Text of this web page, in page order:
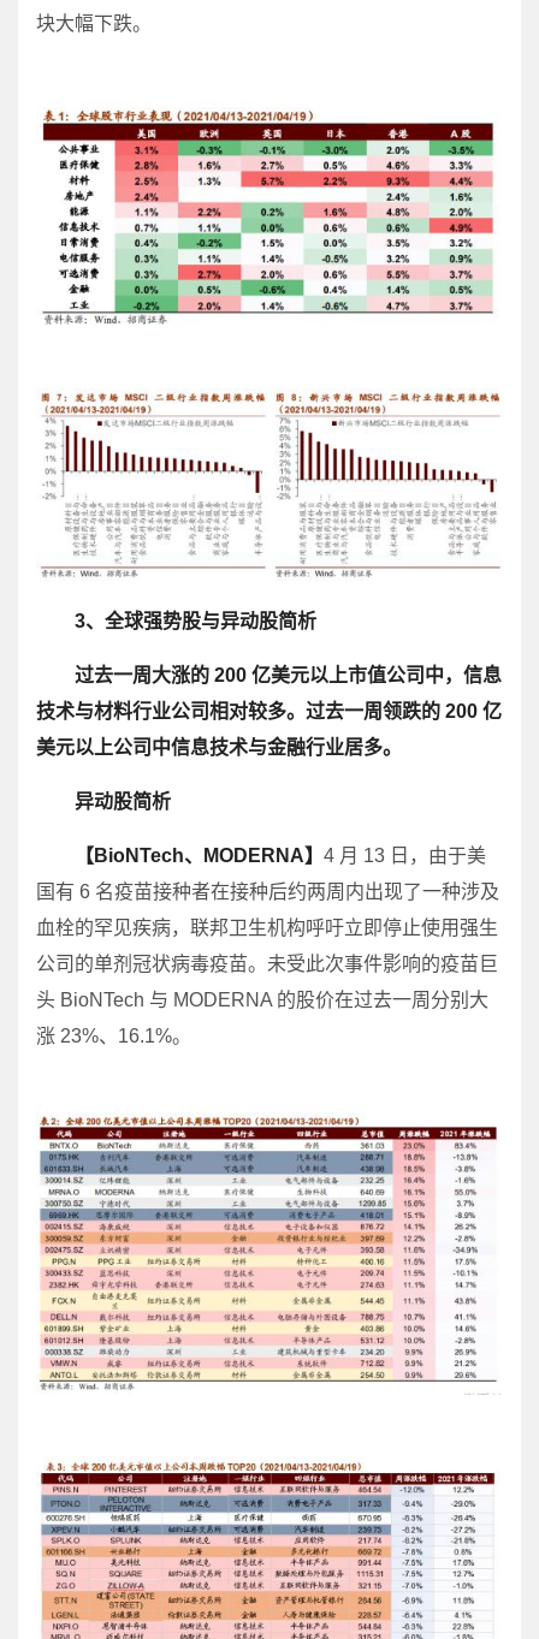
块大幅下跌。
3、全球强势股与异动股简析
过去一周大涨的 200 亿美元以上市值公司中，信息
技术与材料行业公司相对较多。过去一周领跌的 200 亿
美元以上公司中信息技术与金融行业居多。
异动股简析
【BioNTech、MODERNA】 4 月 13 日，由于美
国有 6 名疫苗接种者在接种后约两周内出现了一种涉及
血栓的罕见疾病，联邦卫生机构呼吁立即停止使用强生
公司的单剂冠状病毒疫苗。未受此次事件影响的疫苗巨
头 BioNTech 与 MODERNA 的股价在过去一周分别大
涨 23%、16.1%。